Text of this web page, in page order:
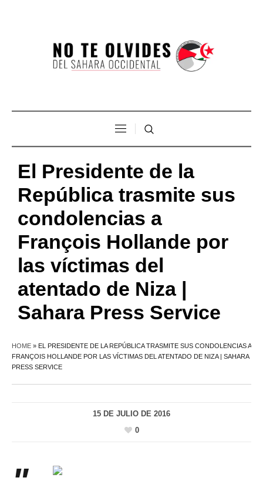
El Presidente de la
República trasmite sus
condolencias a
François Hollande por
las víctimas del
atentado de Niza |
Sahara Press Service
HOME » EL PRESIDENTE DE LA REPÚBLICA TRASMITE SUS CONDOLENCIAS A
FRANÇOIS HOLLANDE POR LAS VÍCTIMAS DEL ATENTADO DE NIZA | SAHARA
PRESS SERVICE
15 DE JULIO DE 2016
0